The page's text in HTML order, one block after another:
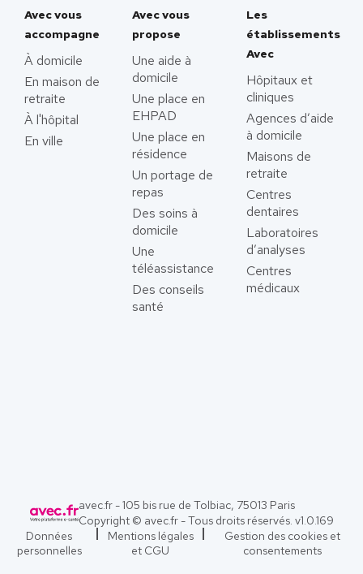
Avec vous
accompagne
À domicile
En maison de
retraite
À l'hôpital
En ville
Avec vous
propose
Une aide à
domicile
Une place en
EHPAD
Une place en
résidence
Un portage de
repas
Des soins à
domicile
Une
téléassistance
Des conseils
santé
Les
établissements
Avec
Hôpitaux et
cliniques
Agences d’aide
à domicile
Maisons de
retraite
Centres
dentaires
Laboratoires
d’analyses
Centres
médicaux
avec.fr - 105 bis rue de Tolbiac, 75013 Paris
Copyright © avec.fr - Tous droits réservés. v1.0.169
Données
personnelles
Mentions légales
et CGU
Gestion des cookies et
consentements